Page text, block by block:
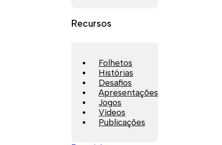
Recursos
Folhetos
Histórias
Desafios
Apresentações
Jogos
Vídeos
Publicações